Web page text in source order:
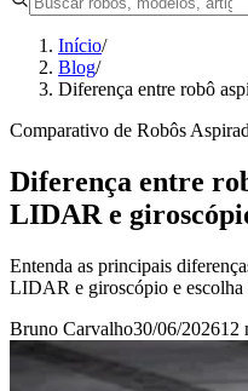
Início/
Blog/
Diferença entre robô
Comparativo de Robôs
Diferença entre
LIDAR e
Entenda as principais
LIDAR e giroscópio e escolha
Bruno Carvalho30/06/202612